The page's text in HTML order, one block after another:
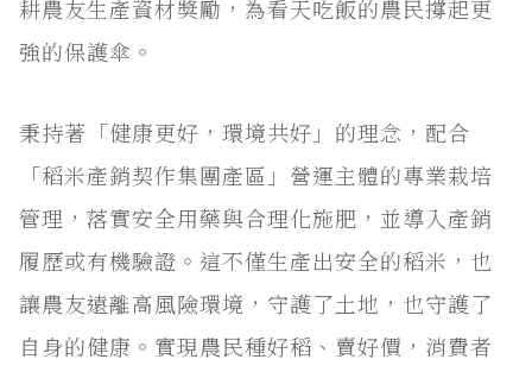
耕農友生產資材獎勵，為看天吃飯的農民撐起更
強的保護傘。
秉持著「健康更好，環境共好」的理念，配合
「稻米產銷契作集團產區」營運主體的專業栽培
管理，落實安全用藥與合理化施肥，並導入產銷
履歷或有機驗證。這不僅生產出安全的稻米，也
讓農友遠離高風險環境，守護了土地，也守護了
自身的健康。實現農民種好稻、賣好價，消費者